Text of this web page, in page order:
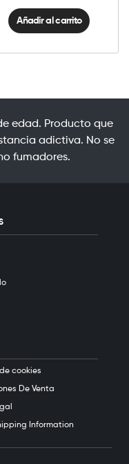
Añadir al carrito
edad. Producto que
adictiva. No se
fumadores.
cookies
De Venta
Information